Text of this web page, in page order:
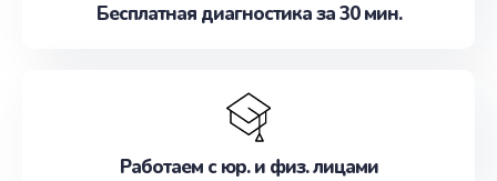
Бесплатная диагностика за 30 мин.
Работаем с юр. и физ. лицами